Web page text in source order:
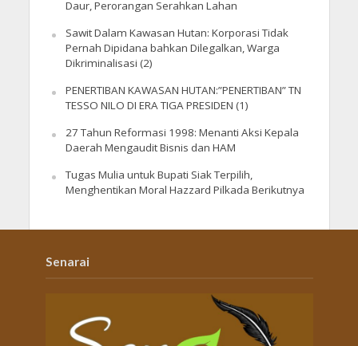
Daur, Perorangan Serahkan Lahan
Sawit Dalam Kawasan Hutan: Korporasi Tidak
Pernah Dipidana bahkan Dilegalkan, Warga
Dikriminalisasi (2)
PENERTIBAN KAWASAN HUTAN:”PENERTIBAN” TN
TESSO NILO DI ERA TIGA PRESIDEN (1)
27 Tahun Reformasi 1998: Menanti Aksi Kepala
Daerah Mengaudit Bisnis dan HAM
Tugas Mulia untuk Bupati Siak Terpilih,
Menghentikan Moral Hazzard Pilkada Berikutnya
Senarai